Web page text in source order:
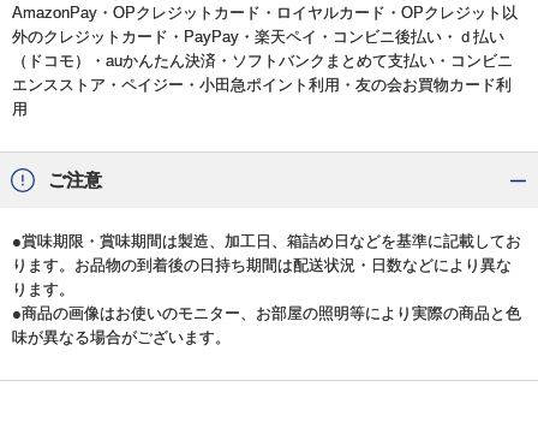
AmazonPay・OPクレジットカード・ロイヤルカード・OPクレジット以
外のクレジットカード・PayPay・楽天ペイ・コンビニ後払い・ｄ払い
（ドコモ）・auかんたん決済・ソフトバンクまとめて支払い・コンビニ
エンスストア・ペイジー・小田急ポイント利用・友の会お買物カード利
用
ご注意
●賞味期限・賞味期間は製造、加工日、箱詰め日などを基準に記載してお
ります。お品物の到着後の日持ち期間は配送状況・日数などにより異な
ります。
●商品の画像はお使いのモニター、お部屋の照明等により実際の商品と色
味が異なる場合がございます。